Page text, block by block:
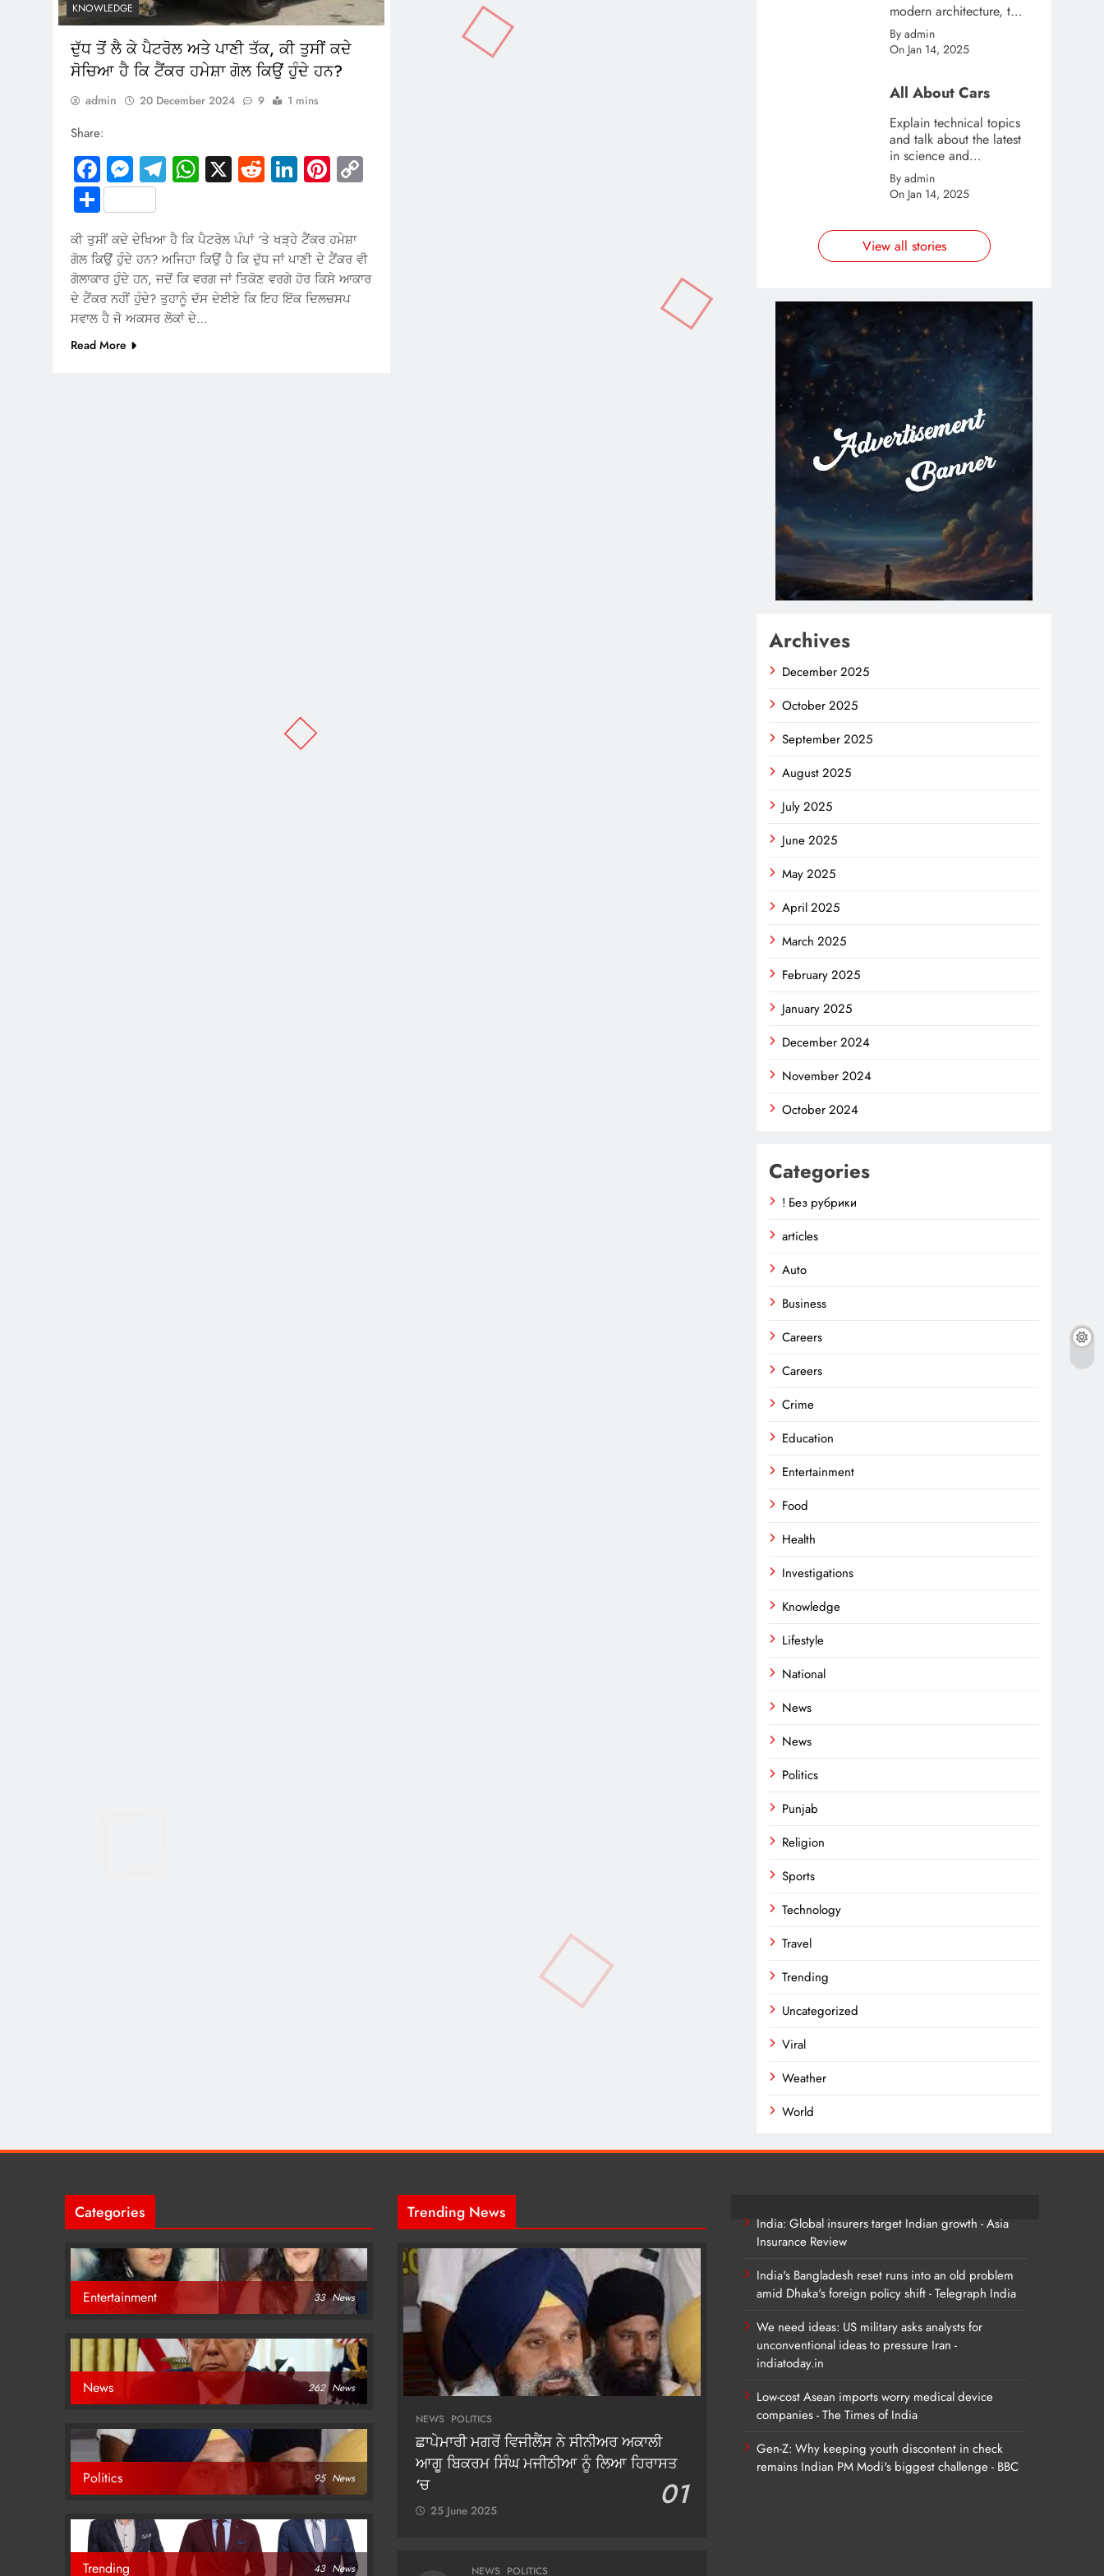
KNOWLEDGE
ਦੁੱਧ ਤੋਂ ਲੈ ਕੇ ਪੈਟਰੋਲ ਅਤੇ ਪਾਣੀ ਤੱਕ, ਕੀ ਤੁਸੀਂ ਕਦੇ
ਸੋਚਿਆ ਹੈ ਕਿ ਟੈਂਕਰ ਹਮੇਸ਼ਾ ਗੋਲ ਕਿਉਂ ਹੁੰਦੇ ਹਨ?
admin 20 December 2024 9 1 mins
Share:
Facebook
Messenger
Telegram
WhatsApp
X RedditLinkedInPinterest
Share
ਕੀ ਤੁਸੀਂ ਕਦੇ ਦੇਖਿਆ ਹੈ ਕਿ ਪੈਟਰੋਲ ਪੰਪਾਂ ‘ਤੇ ਖੜ੍ਹੇ ਟੈਂਕਰ ਹਮੇਸ਼ਾ
ਗੋਲ ਕਿਉਂ ਹੁੰਦੇ ਹਨ? ਅਜਿਹਾ ਕਿਉਂ ਹੈ ਕਿ ਦੁੱਧ ਜਾਂ ਪਾਣੀ ਦੇ ਟੈਂਕਰ ਵੀ
ਗੋਲਾਕਾਰ ਹੁੰਦੇ ਹਨ, ਜਦੋਂ ਕਿ ਵਰਗ ਜਾਂ ਤਿਕੋਣ ਵਰਗੇ ਹੋਰ ਕਿਸੇ ਆਕਾਰ
ਦੇ ਟੈਂਕਰ ਨਹੀਂ ਹੁੰਦੇ? ਤੁਹਾਨੂੰ ਦੱਸ ਦੇਈਏ ਕਿ ਇਹ ਇੱਕ ਦਿਲਚਸਪ
ਸਵਾਲ ਹੈ ਜੋ ਅਕਸਰ ਲੋਕਾਂ ਦੇ…
Read More
modern architecture, this
template is great for
creating stories about
urban and city tourism.
By admin
On Jan 14, 2025
All About Cars
Explain technical topics
and talk about the latest
in science and
technology with this
clean and futuristic
template.
By admin
On Jan 14, 2025
View all stories
Archives
December 2025
October 2025
September 2025
August 2025
July 2025
June 2025
May 2025
April 2025
March 2025
February 2025
January 2025
December 2024
November 2024
October 2024
Categories
! Без рубрики
articles
Auto
Business
Careers
Careers
Crime
Education
Entertainment
Food
Health
Investigations
Knowledge
Lifestyle
National
News
News
Politics
Punjab
Religion
Sports
Technology
Travel
Trending
Uncategorized
Viral
Weather
World
Categories
Entertainment 33 News
News 262 News
Politics 95 News
Trending 43 News
Trending News
NEWS POLITICS
ਛਾਪੇਮਾਰੀ ਮਗਰੋਂ ਵਿਜੀਲੈਂਸ ਨੇ ਸੀਨੀਅਰ ਅਕਾਲੀ
ਆਗੂ ਬਿਕਰਮ ਸਿੰਘ ਮਜੀਠੀਆ ਨੂੰ ਲਿਆ ਹਿਰਾਸਤ
‘ਚ
01
25 June 2025
NEWS POLITICS
India: Global insurers target Indian growth - Asia
Insurance Review
India's Bangladesh reset runs into an old problem
amid Dhaka's foreign policy shift - Telegraph India
We need ideas: US military asks analysts for
unconventional ideas to pressure Iran -
indiatoday.in
Low-cost Asean imports worry medical device
companies - The Times of India
Gen-Z: Why keeping youth discontent in check
remains Indian PM Modi's biggest challenge - BBC